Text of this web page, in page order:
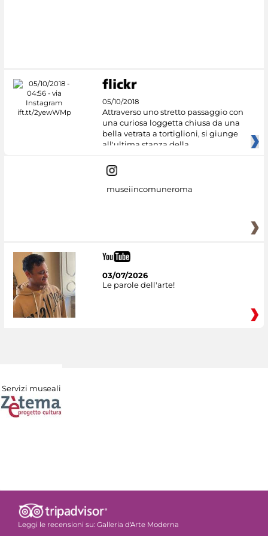
05/10/2018
Attraverso uno stretto passaggio con
una curiosa loggetta chiusa da una
bella vetrata a tortiglioni, si giunge
all'ultima stanza della
museiincomuneroma
03/07/2026
Le parole dell'arte!
Servizi museali
Leggi le recensioni su: Galleria d'Arte Moderna